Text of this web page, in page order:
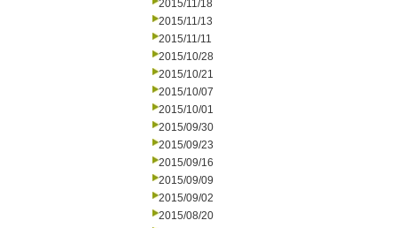
2015/11/18
2015/11/13
2015/11/11
2015/10/28
2015/10/21
2015/10/07
2015/10/01
2015/09/30
2015/09/23
2015/09/16
2015/09/09
2015/09/02
2015/08/20